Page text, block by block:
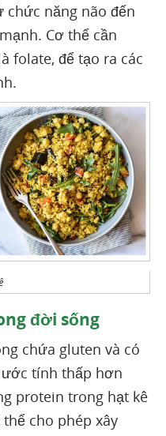
năng não đến
Cơ thể cần
folate, để tạo ra các
đời sống
chứa gluten và có
tính thấp hơn
protein trong hạt kê
cho phép xây